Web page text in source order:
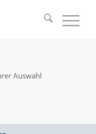
Auswahl